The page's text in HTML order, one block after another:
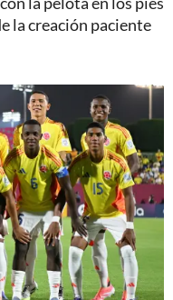
la creación paciente